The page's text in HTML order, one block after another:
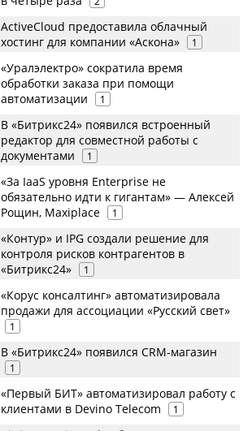
ActiveCloud предоставила облачный
хостинг для компании «Аскона»
1
«Уралэлектро» сократила время
обработки заказа при помощи
автоматизации
1
В «Битрикс24» появился встроенный
редактор для совместной работы с
документами
1
«За IaaS уровня Enterprise не
обязательно идти к гигантам» — Алексей
Рощин, Maxiplace
1
«Контур» и IPG создали решение для
контроля рисков контрагентов в
«Битрикс24»
1
«Корус консалтинг» автоматизировала
продажи для ассоциации «Русский свет»
1
В «Битрикс24» появился CRM-магазин
1
«Первый БИТ» автоматизировал работу с
клиентами в Devino Telecom
1